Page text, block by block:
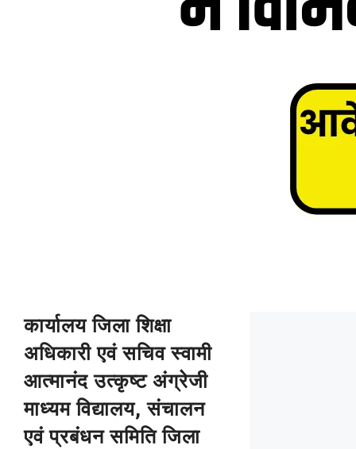
कार्यालय जिला शिक्षा
अधिकारी एवं सचिव स्वामी
आत्मानंद उत्कृष्ट अंग्रेजी
माध्यम विद्यालय, संचालन
एवं प्रबंधन समिति जिला